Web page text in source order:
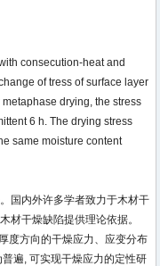
consecution-heat and
of tress of surface layer
drying, the stress
6 h. The drying stress
same moisture content
国内外许多学者致力于木材干
材干燥缺陷提供理论依据。
度方向的干燥应力、应变分布
遍, 可实现干燥应力的定性研